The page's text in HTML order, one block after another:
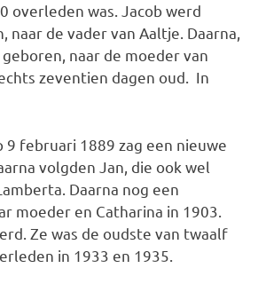
overleden was. Jacob werd
de vader van Aaltje. Daarna,
naar de moeder van
zeventien dagen oud. In
9 februari 1889 zag een nieuwe
volgden Jan, die ook wel
Daarna nog een
moeder en Catharina in 1903.
Ze was de oudste van twaalf
in 1933 en 1935.